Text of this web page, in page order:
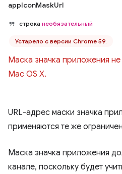
appIconMaskUrl
строка необязательный
Устарело с версии Chrome 59.
Маска значка приложения
Mac OS X.
URL-адрес маски значка
применяются те же
Маска значка приложения
канале, поскольку будет